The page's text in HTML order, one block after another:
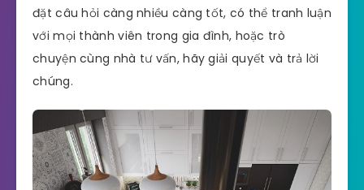
đặt câu hỏi càng nhiều càng tốt, có thể tranh luận
với mọi thành viên trong gia đình, hoặc trò
chuyện cùng nhà tư vấn, hãy giải quyết và trả lời
chúng.